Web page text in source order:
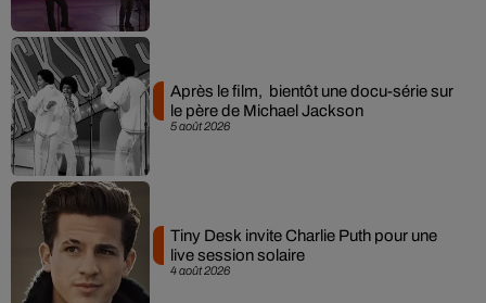
5 août 2026
Après le film, bientôt une docu-série sur
le père de Michael Jackson
4 août 2026
Tiny Desk invite Charlie Puth pour une
live session solaire